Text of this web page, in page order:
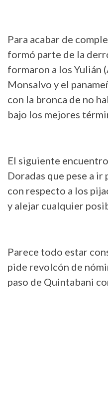
Para acabar de
formó parte de la
formaron a los Yulián
Monsalvo y el
con la bronca de no
bajo los mejores
El siguiente
Doradas que pese a
con respecto a los
y alejar cualquier
Parece todo estar
pide revolcón de
paso de Quintabani